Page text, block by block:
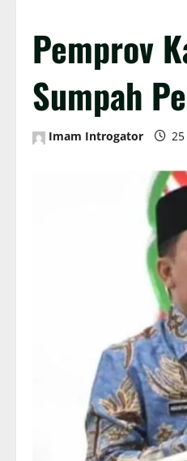
Pemprov
Sumpah
Imam Introgator